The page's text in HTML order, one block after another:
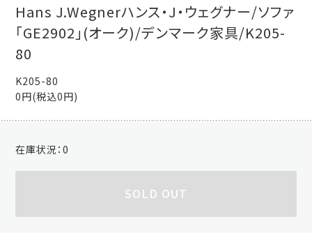
Hans J.Wegnerハンス・J・ウェグナー/ソファ
「GE2902」(オーク)/デンマーク家具/K205-
80
K205-80
0円(税込0円)
在庫状況：0
SOLD OUT